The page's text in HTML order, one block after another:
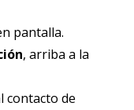
pantalla.
, arriba a la
contacto de